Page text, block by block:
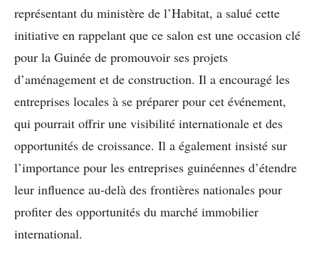
représentant du ministère de l’Habitat, a salué cette
initiative en rappelant que ce salon est une occasion clé
pour la Guinée de promouvoir ses projets
d’aménagement et de construction. Il a encouragé les
entreprises locales à se préparer pour cet événement,
qui pourrait offrir une visibilité internationale et des
opportunités de croissance. Il a également insisté sur
l’importance pour les entreprises guinéennes d’étendre
leur influence au-delà des frontières nationales pour
profiter des opportunités du marché immobilier
international.